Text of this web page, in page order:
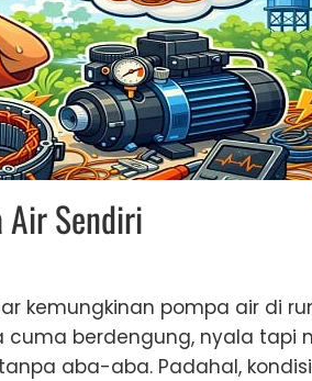
Air Sendiri
kemungkinan pompa air di
cuma berdengung, nyala tapi
aba-aba. Padahal,